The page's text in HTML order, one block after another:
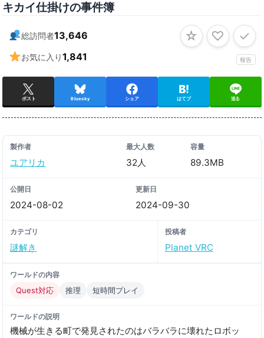
キカイ仕掛けの事件簿
総訪問者13,646
お気に入り1,841 報告
☆ ♡ ✓
ポスト Bluesky シェア はてブ 送る
製作者
ユアリカ
最大人数
32人
容量
89.3MB
公開日
2024-08-02
更新日
2024-09-30
カテゴリ
謎解き
投稿者
Planet VRC
ワールドの内容
Quest対応 推理 短時間プレイ
ワールドの説明
機械が生きる町で発見されたのはバラバラに壊れたロボッ